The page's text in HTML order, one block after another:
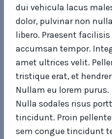
dui vehicula lacus
dolor, pulvinar non
libero. Praesent
accumsan tempor.
amet ultrices velit.
tristique erat, et
Nullam eu lorem purus.
Nulla sodales risus
tincidunt. Proin
sem congue tincidunt